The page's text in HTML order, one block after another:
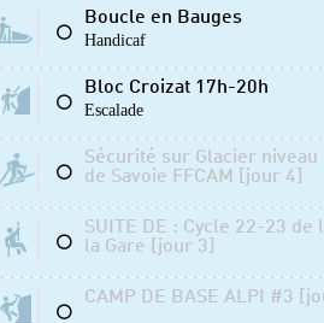
⚪
Boucle en Bauges
Handicaf
⚪
Bloc Croizat 17h-20h
Escalade
⚪
Sécurité sur Glacier
de Savoie FFCAM [jour 4]
⚪
SUITE DE : Cycle 22-23 de
la Gare [jour 3]
⚪
CAMP DE BASE ALPI #3